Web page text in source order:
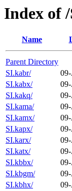
Index of
Name
Parent Directory
SI.kabr/
SI.kabx/
SI.kakq/
SI.kama/
SI.kamx/
SI.kapx/
SI.karx/
SI.katx/
SI.kbbx/
SI.kbgm/
SI.kbhx/